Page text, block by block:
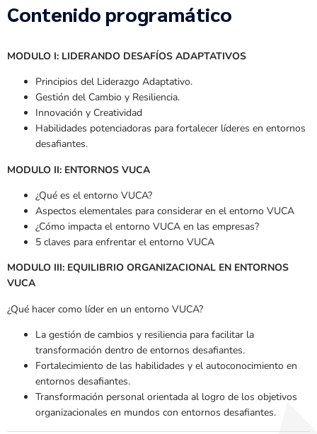
Contenido programático
MODULO I: LIDERANDO DESAFÍOS ADAPTATIVOS
Principios del Liderazgo Adaptativo.
Gestión del Cambio y Resiliencia.
Innovación y Creatividad
Habilidades potenciadoras para fortalecer líderes en entornos
desafiantes.
MODULO II: ENTORNOS VUCA
¿Qué es el entorno VUCA?
Aspectos elementales para considerar en el entorno VUCA
¿Cómo impacta el entorno VUCA en las empresas?
5 claves para enfrentar el entorno VUCA
MODULO III: EQUILIBRIO ORGANIZACIONAL EN ENTORNOS
VUCA
¿Qué hacer como líder en un entorno VUCA?
La gestión de cambios y resiliencia para facilitar la
transformación dentro de entornos desafiantes.
Fortalecimiento de las habilidades y el autoconocimiento en
entornos desafiantes.
Transformación personal orientada al logro de los objetivos
organizacionales en mundos con entornos desafiantes.